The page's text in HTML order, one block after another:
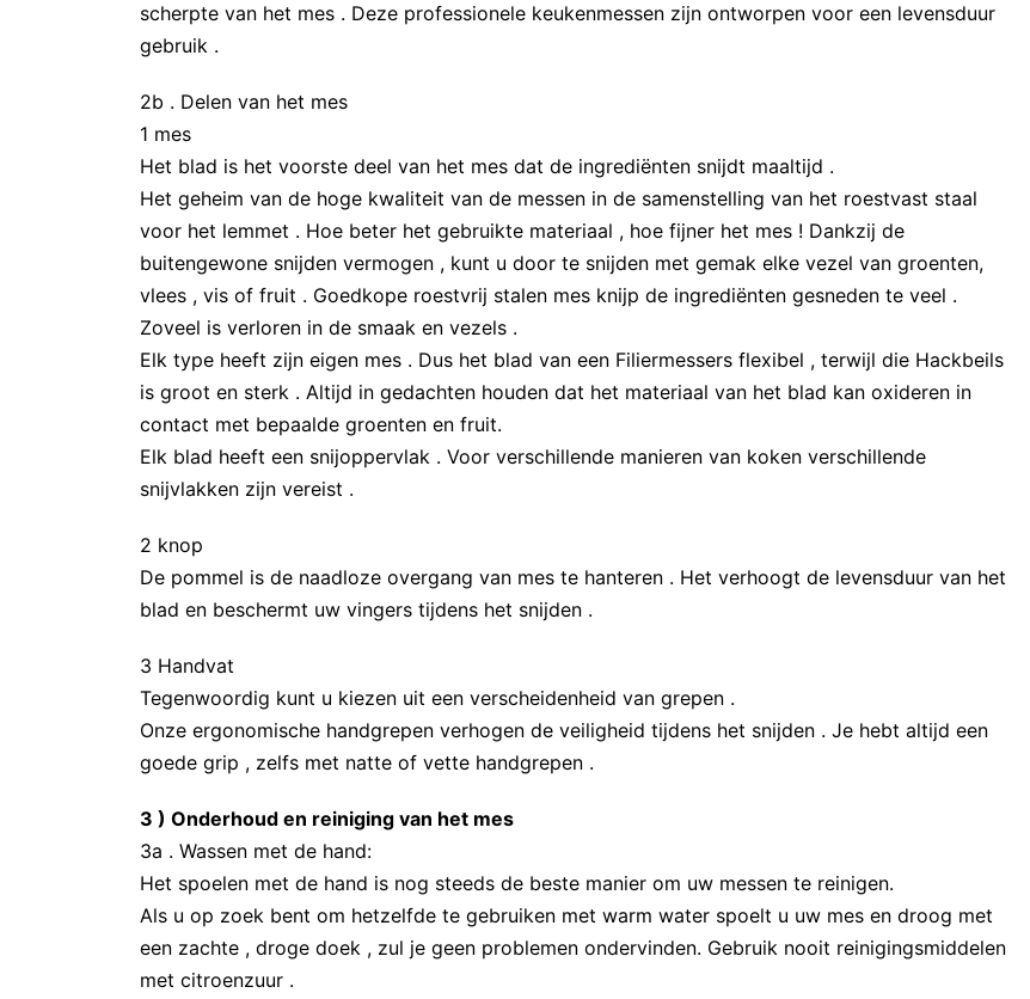
scherpte van het mes . Deze professionele keukenmessen zijn ontworpen voor een levensduur
gebruik .
2b . Delen van het mes
1 mes
Het blad is het voorste deel van het mes dat de ingrediënten snijdt maaltijd .
Het geheim van de hoge kwaliteit van de messen in de samenstelling van het roestvast staal
voor het lemmet . Hoe beter het gebruikte materiaal , hoe fijner het mes ! Dankzij de
buitengewone snijden vermogen , kunt u door te snijden met gemak elke vezel van groenten,
vlees , vis of fruit . Goedkope roestvrij stalen mes knijp de ingrediënten gesneden te veel .
Zoveel is verloren in de smaak en vezels .
Elk type heeft zijn eigen mes . Dus het blad van een Filiermessers flexibel , terwijl die Hackbeils
is groot en sterk . Altijd in gedachten houden dat het materiaal van het blad kan oxideren in
contact met bepaalde groenten en fruit.
Elk blad heeft een snijoppervlak . Voor verschillende manieren van koken verschillende
snijvlakken zijn vereist .
2 knop
De pommel is de naadloze overgang van mes te hanteren . Het verhoogt de levensduur van het
blad en beschermt uw vingers tijdens het snijden .
3 Handvat
Tegenwoordig kunt u kiezen uit een verscheidenheid van grepen .
Onze ergonomische handgrepen verhogen de veiligheid tijdens het snijden . Je hebt altijd een
goede grip , zelfs met natte of vette handgrepen .
3 ) Onderhoud en reiniging van het mes
3a . Wassen met de hand:
Het spoelen met de hand is nog steeds de beste manier om uw messen te reinigen.
Als u op zoek bent om hetzelfde te gebruiken met warm water spoelt u uw mes en droog met
een zachte , droge doek , zul je geen problemen ondervinden. Gebruik nooit reinigingsmiddelen
met citroenzuur .